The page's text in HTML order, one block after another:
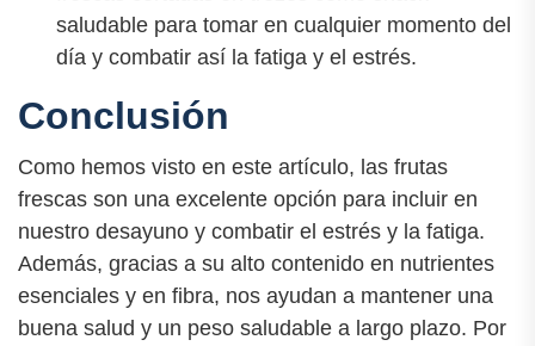
saludable para tomar en cualquier momento del
día y combatir así la fatiga y el estrés.
Conclusión
Como hemos visto en este artículo, las frutas
frescas son una excelente opción para incluir en
nuestro desayuno y combatir el estrés y la fatiga.
Además, gracias a su alto contenido en nutrientes
esenciales y en fibra, nos ayudan a mantener una
buena salud y un peso saludable a largo plazo. Por